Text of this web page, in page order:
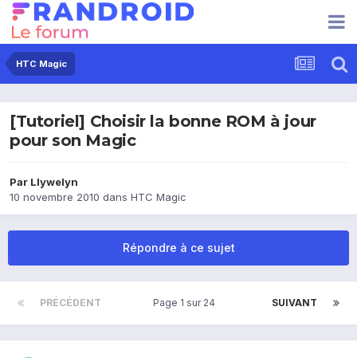
HTC Magic
[Tutoriel] Choisir la bonne ROM à jour
pour son Magic
Par Llywelyn
10 novembre 2010 dans HTC Magic
Répondre à ce sujet
PRÉCÉDENT SUIVANT
Page 1 sur 24